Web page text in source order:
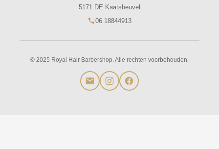
5171 DE Kaatsheuvel
06 18844913
© 2025 Royal Hair Barbershop. Alle rechten voorbehouden.